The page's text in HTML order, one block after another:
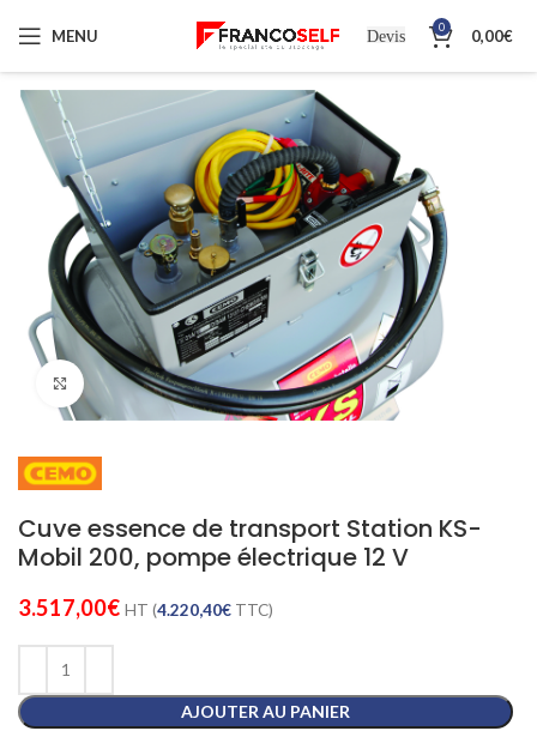
MENU Devis 0 0,00€
Cliquez pour agrandir
Cuve essence de transport Station KS-
Mobil 200, pompe électrique 12 V
3.517,00€ HT (4.220,40€ TTC)
AJOUTER AU PANIER